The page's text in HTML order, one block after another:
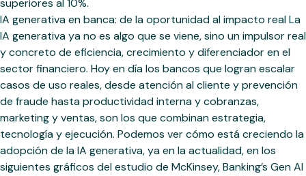
superiores al 10%.
IA generativa en banca: de la oportunidad al impacto real La
IA generativa ya no es algo que se viene, sino un impulsor real
y concreto de eficiencia, crecimiento y diferenciador en el
sector financiero. Hoy en día los bancos que logran escalar
casos de uso reales, desde atención al cliente y prevención
de fraude hasta productividad interna y cobranzas,
marketing y ventas, son los que combinan estrategia,
tecnología y ejecución. Podemos ver cómo está creciendo la
adopción de la IA generativa, ya en la actualidad, en los
siguientes gráficos del estudio de McKinsey, Banking’s Gen AI